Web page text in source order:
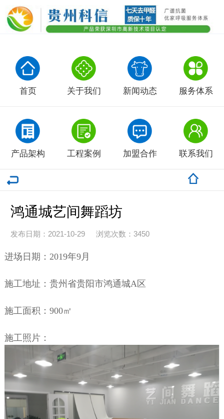
首页 关于我们 新闻动态 服务体系
产品架构 工程案例 加盟合作 联系我们
鸿通城艺间舞蹈坊
发布日期：2021-10-29 浏览次数： 3450
进场日期：2019年9月
施工地址：贵州省贵阳市鸿通城A区
施工面积：900㎡
施工照片：